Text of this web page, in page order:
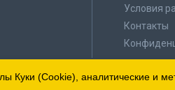
Условия
Контакты
Куки (Cookie), аналитические и